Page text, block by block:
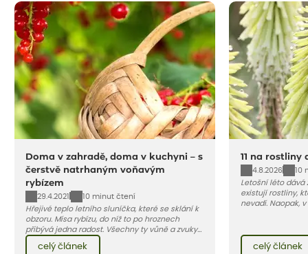
Doma v zahradě, doma v kuchyni – s
čerstvě natrhaným voňavým
rybízem
29.4.2021
10 minut čtení
Hřejivé teplo letního sluníčka, které se sklání k
obzoru. Mísa rybízu, do níž to po hroznech
přibývá jedna radost. Všechny ty vůně a zvuky
červencové zahrady. Sklizeň rybízu do kuchyně
vnese neuvěřitelný klid a radost. A taky trochu
celý článek
11 na rostliny
4.8.2026
10
Letošní léto dává
existují rostliny,
nevadí. Naopak,
horké a suché
Pojďme se
celý článek